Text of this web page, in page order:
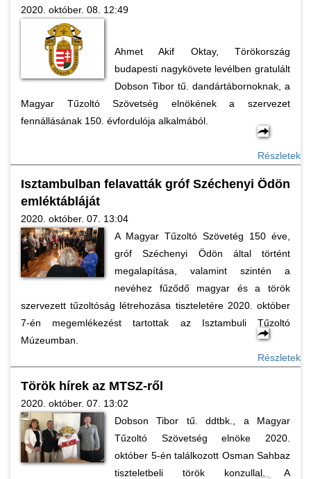
2020. október. 08. 12:49
Ahmet Akif Oktay, Törökország
budapesti nagykövete levélben gratulált
Dobson Tibor tű. dandártábornoknak, a
Magyar Tűzoltó Szövetség elnökének a szervezet
fennállásának 150. évfordulója alkalmából.
Részletek
Isztambulban felavatták gróf Széchenyi Ödön
emléktábláját
2020. október. 07. 13:04
A Magyar Tűzoltó Szövetég 150 éve,
gróf Széchenyi Ödön által történt
megalapítása, valamint szintén a
nevéhez fűződő magyar és a török
szervezett tűzoltóság létrehozása tiszteletére 2020. október
7-én megemlékezést tartottak az Isztambuli Tűzoltó
Múzeumban.
Részletek
Török hírek az MTSZ-ről
2020. október. 07. 13:02
Dobson Tibor tű. ddtbk., a Magyar
Tűzoltó Szövetség elnöke 2020.
október 5-én találkozott Osman Sahbaz
tiszteletbeli török konzullal. A